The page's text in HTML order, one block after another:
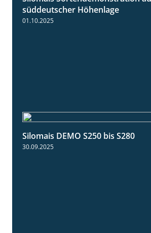
süddeutscher Höhenlage
01.10.2025
Silomais DEMO S250 bis S280
30.09.2025